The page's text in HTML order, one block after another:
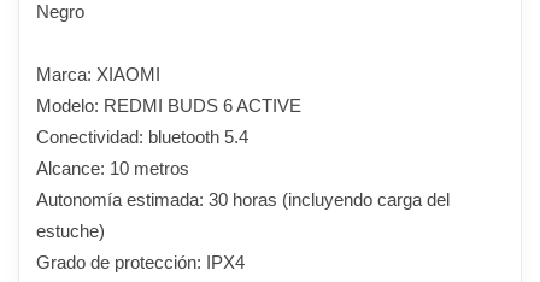
Negro
Marca: XIAOMI
Modelo: REDMI BUDS 6 ACTIVE
Conectividad: bluetooth 5.4
Alcance: 10 metros
Autonomía estimada: 30 horas (incluyendo carga del
estuche)
Grado de protección: IPX4